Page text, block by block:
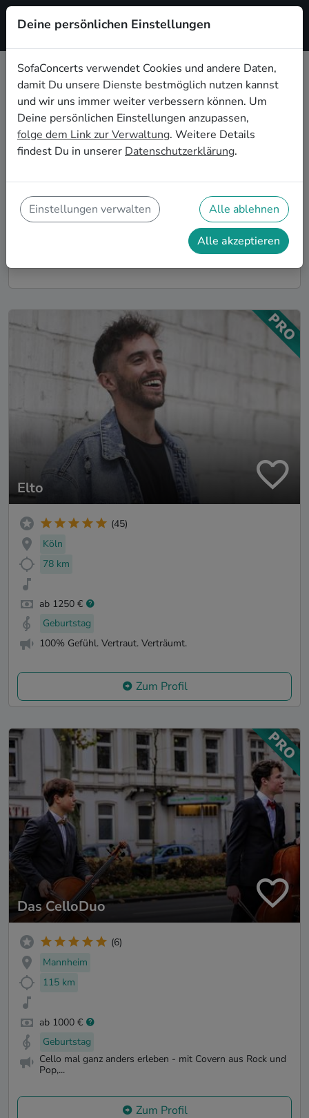
Registrieren
Instrumentale Live-Musik für die
Geburtstagsfeier in Koblenz
Du möchtest Deine diesjährige Geburtstagsfeier in
Koblenz zu einem unvergesslichen Erlebnis machen?
findest Du Instrumentale Musiker*innen und Bands
für Deine Geburtstagsfeier in Koblenz, die genau zu
Deiner Feier und Deinen Wünschen passen.
So funktioniert's!
Elto
(45)
Köln
78 km
ab 1250 €
Geburtstag
100% Gefühl. Vertraut. Verträumt.
Zum Profil
Das CelloDuo
(6)
Mannheim
115 km
ab 1000 €
Geburtstag
Cello mal ganz anders erleben - mit Covern aus Rock und
Pop,...
Zum Profil
Deine persönlichen Einstellungen
SofaConcerts verwendet Cookies und andere Daten,
damit Du unsere Dienste bestmöglich nutzen kannst
und wir uns immer weiter verbessern können. Um
Deine persönlichen Einstellungen anzupassen,
folge dem Link zur Verwaltung. Weitere Details
findest Du in unserer Datenschutzerklärung.
Einstellungen verwalten Alle ablehnen
Alle akzeptieren